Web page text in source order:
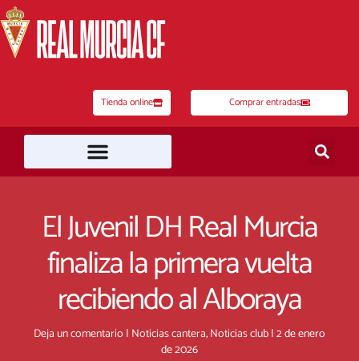
al
contenido
Tienda online Comprar entradas
El Juvenil DH Real Murcia
finaliza la primera vuelta
recibiendo al Alboraya
Deja un comentario | Noticias cantera,Noticias club|2 de enero
de 2026